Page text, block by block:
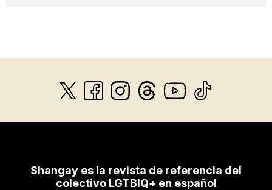
Shangay es la revista de referencia del
colectivo LGTBIQ+ en español